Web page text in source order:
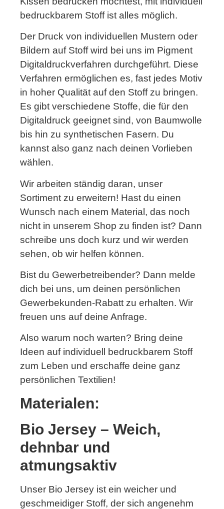
bedruckbarem Stoff ist alles möglich.
Der Druck von individuellen Mustern oder
Bildern auf Stoff wird bei uns im Pigment
Digitaldruckverfahren durchgeführt. Diese
Verfahren ermöglichen es, fast jedes Motiv
in hoher Qualität auf den Stoff zu bringen.
Es gibt verschiedene Stoffe, die für den
Digitaldruck geeignet sind, von Baumwolle
bis hin zu synthetischen Fasern. Du
kannst also ganz nach deinen Vorlieben
wählen.
Wir arbeiten ständig daran, unser
Sortiment zu erweitern! Hast du einen
Wunsch nach einem Material, das noch
nicht in unserem Shop zu finden ist? Dann
schreibe uns doch kurz und wir werden
sehen, ob wir helfen können.
Bist du Gewerbetreibender? Dann melde
dich bei uns, um deinen persönlichen
Gewerbekunden-Rabatt zu erhalten. Wir
freuen uns auf deine Anfrage.
Also warum noch warten? Bring deine
Ideen auf individuell bedruckbarem Stoff
zum Leben und erschaffe deine ganz
persönlichen Textilien!
Materialen:
Bio Jersey – Weich,
dehnbar und
atmungsaktiv
Unser Bio Jersey ist ein weicher und
geschmeidiger Stoff, der sich angenehm